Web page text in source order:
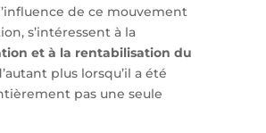
de ce mouvement
s’intéressent à la
et à la rentabilisation du
plus lorsqu’il a été
pas une seule